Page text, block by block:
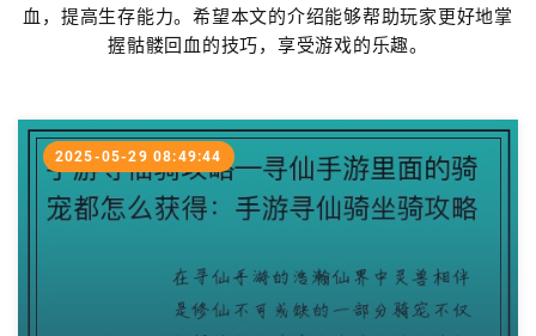
血，提高生存能力。希望本文的介绍能够帮助玩家更好地掌
握骷髅回血的技巧，享受游戏的乐趣。
2025-05-29 08:49:44